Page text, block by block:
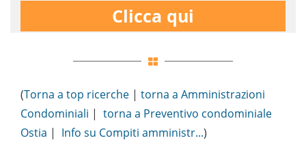
Clicca qui
(Torna a top ricerche | torna a Amministrazioni
Condominiali | torna a Preventivo condominiale
Ostia | Info su Compiti amministr...)